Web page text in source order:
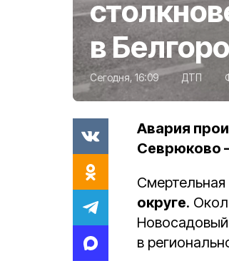
в
Сегодня, 16:09 ДТП
Авария
Севрюково
округе.
в